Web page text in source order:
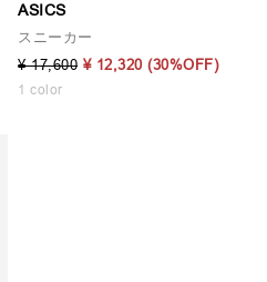
ASICS
スニーカー
¥ 17,600 ¥ 12,320 (30%OFF)
1 color